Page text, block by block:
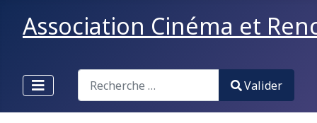
Association Cinéma et
Valider
Type 2 or more characters for results.
Valider